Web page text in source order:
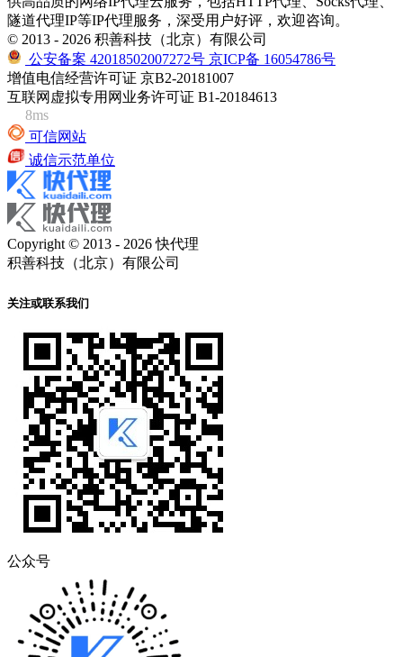
隧道代理IP等IP代理服务，深受用户好评，欢迎咨询。
© 2013 - 2026 积善科技（北京）有限公司
公安备案 42018502007272号 京ICP备 16054786号
增值电信经营许可证 京B2-20181007
互联网虚拟专用网业务许可证 B1-20184613
8ms
可信网站
诚信示范单位
Copyright © 2013 - 2026 快代理
积善科技（北京）有限公司
关注或联系我们
公众号